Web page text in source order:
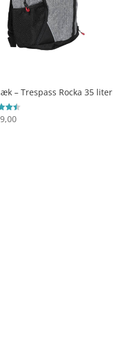
– Trespass Rocka 35 liter